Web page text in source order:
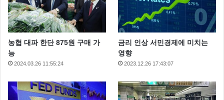
농협 대파 한단 875원 구매 가
능
2024.03.26 11:55:24
금리 인상 서민경제에 미치는
영향
2023.12.26 17:43:07